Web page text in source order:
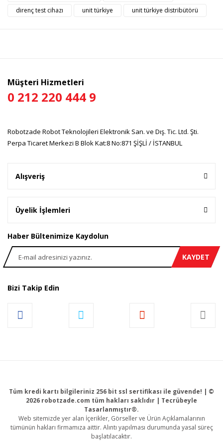
Yorum Yaz
Gönder
direnç test cihazı
unit türkiye unit türkiye distribütörü
Müşteri Hizmetleri
0 212 220 444 9
Robotzade Robot Teknolojileri Elektronik San. ve Dış. Tic. Ltd. Şti.
Perpa Ticaret Merkezi B Blok Kat:8 No:871 ŞİŞLİ / İSTANBUL
Alışveriş
Üyelik İşlemleri
Haber Bültenimize Kaydolun
KAYDET
Bizi Takip Edin
Tüm kredi kartı bilgileriniz 256 bit ssl sertifikası ile güvende! | ©
2026 robotzade.com tüm hakları saklıdır | Tecrübeyle
Tasarlanmıştır®.
Web sitemizde yer alan İçerikler, Görseller ve Ürün Açıklamalarının
tümünün hakları firmamıza aittir. Alıntı yapılması durumunda yasal süreç
başlatılacaktır.